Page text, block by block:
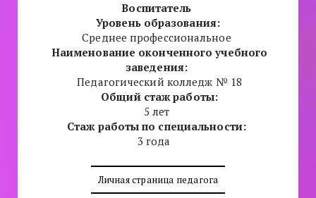
Воспитатель
Уровень образования:
Среднее профессиональное
Наименование оконченного учебного
заведения:
Педагогический колледж № 18
Общий стаж работы:
5 лет
Стаж работы по специальности:
3 года
Личная страница педагога